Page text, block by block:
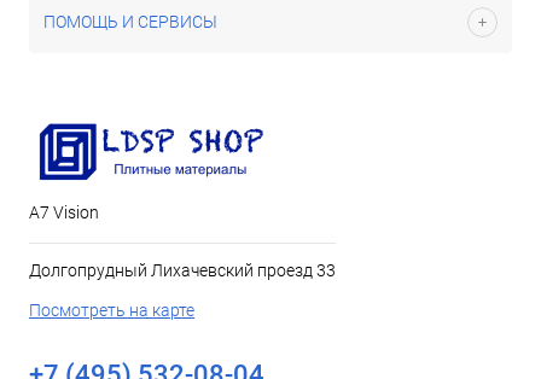
ПОМОЩЬ И СЕРВИСЫ
А7 Vision
Долгопрудный Лихачевский проезд 33
Посмотреть на карте